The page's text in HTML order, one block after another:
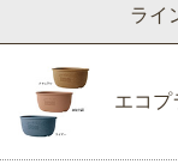
ラ
エコプ